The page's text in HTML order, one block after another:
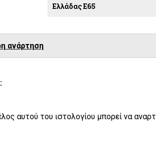
Ελλάδας Ε65
ανάρτηση
αυτού του ιστολογίου μπορεί να